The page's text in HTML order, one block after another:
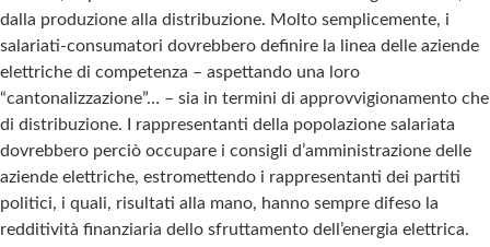
dalla produzione alla distribuzione. Molto semplicemente, i
salariati-consumatori dovrebbero definire la linea delle aziende
elettriche di competenza – aspettando una loro
“cantonalizzazione”… – sia in termini di approvvigionamento che
di distribuzione. I rappresentanti della popolazione salariata
dovrebbero perciò occupare i consigli d’amministrazione delle
aziende elettriche, estromettendo i rappresentanti dei partiti
politici, i quali, risultati alla mano, hanno sempre difeso la
redditività finanziaria dello sfruttamento dell’energia elettrica.